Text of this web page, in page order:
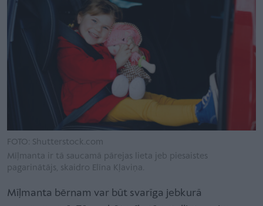
FOTO: Shutterstock.com
Mīļmanta ir tā saucamā pārejas lieta jeb piesaistes
pagarinātājs, skaidro Elīna Kļaviņa.
Mīļmanta bērnam var būt svarīga jebkurā